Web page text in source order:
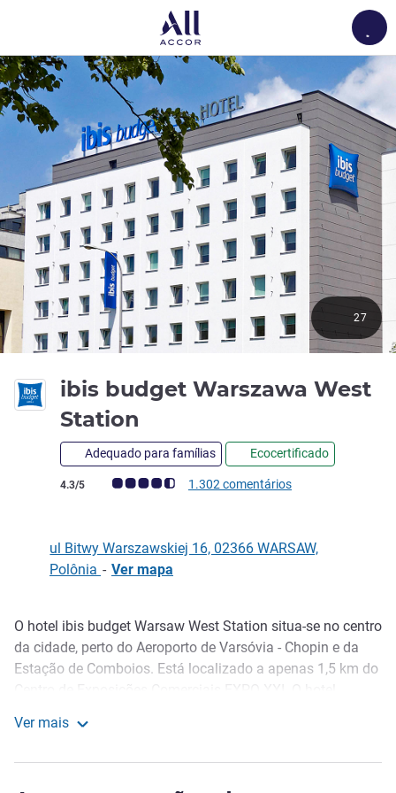
ibis budget Warszawa West
Station
Adequado para famílias Ecocertificado
Nota clientes Avis (Classificação ALL)
4.3/5 1.302 comentários
27
ul Bitwy Warszawskiej 16, 02366 WARSAW,
Polônia - Ver mapa
Descrição
O hotel ibis budget Warsaw West Station situa-se no centro
da cidade, perto do Aeroporto de Varsóvia - Chopin e da
Estação de Comboios. Está localizado a apenas 1,5 km do
Varsóvia. O hotel dispõe de 163 quartos (incluindo 2
Ver mais